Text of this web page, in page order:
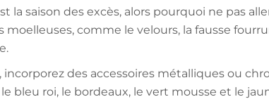
la saison des excès, alors pourquoi ne pas
moelleuses, comme le velours, la fausse
incorporez des accessoires métalliques ou
bleu roi, le bordeaux, le vert mousse et le